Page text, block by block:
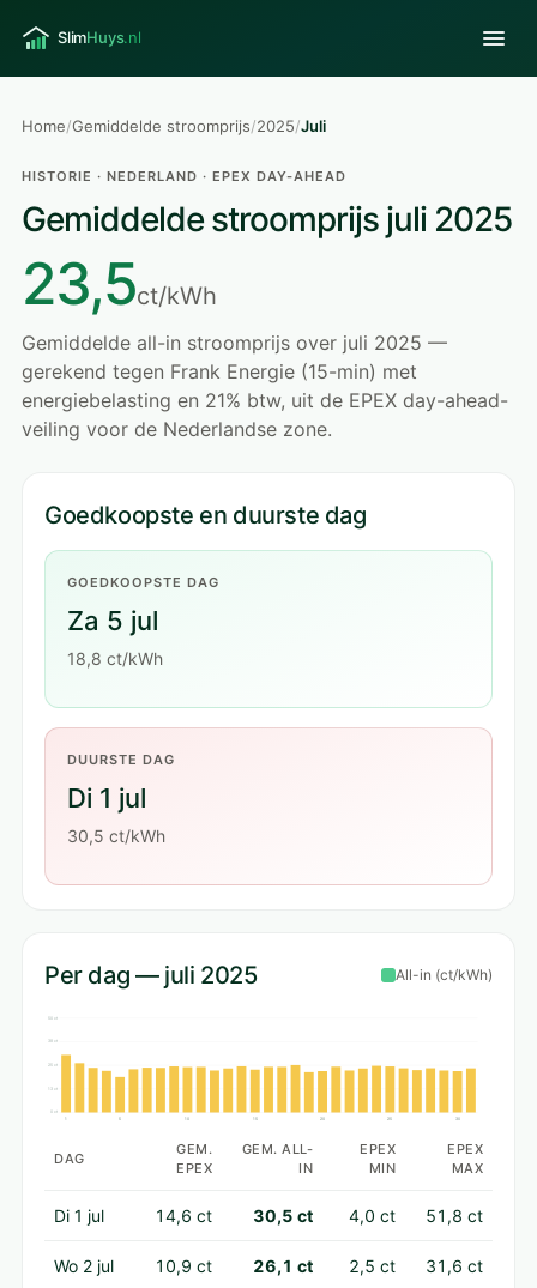
Home/Gemiddelde stroomprijs/2025/Juli
HISTORIE · NEDERLAND · EPEX DAY-AHEAD
Gemiddelde stroomprijs juli 2025
23,5ct/kWh
Gemiddelde all-in stroomprijs over juli 2025 —
gerekend tegen Frank Energie (15-min) met
energiebelasting en 21% btw, uit de EPEX day-ahead-
veiling voor de Nederlandse zone.
Goedkoopste en duurste dag
GOEDKOOPSTE DAG
Za 5 jul
18,8 ct/kWh
DUURSTE DAG
Di 1 jul
30,5 ct/kWh
Per dag — juli 2025 All-in (ct/kWh)
50 ct
38 ct
25 ct
13 ct
0 ct
20 25 30
DAG
GEM.
EPEX
GEM. ALL-
IN
EPEX
MIN
EPEX
MAX
Di 1 jul 14,6 ct 30,5 ct 4,0 ct 51,8 ct
Wo 2 jul 10,9 ct 26,1 ct 2,5 ct 31,6 ct